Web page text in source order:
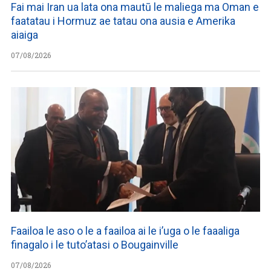
Fai mai Iran ua lata ona mautū le maliega ma Oman e
faatatau i Hormuz ae tatau ona ausia e Amerika
aiaiga
07/08/2026
Faailoa le aso o le a faailoa ai le i’uga o le faaaliga
finagalo i le tuto’atasi o Bougainville
07/08/2026